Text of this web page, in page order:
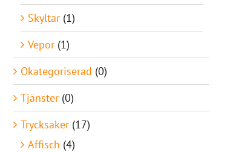
Skyltar (1)
Vepor (1)
Okategoriserad (0)
Tjänster (0)
Trycksaker (17)
Affisch (4)